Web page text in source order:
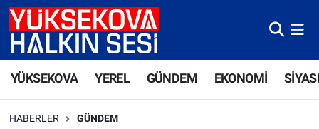
YÜKSEKOVA YEREL GÜNDEM EKONOMİ
HABERLER GÜNDEM
Yüksekova Nöbetçi Eczaneler